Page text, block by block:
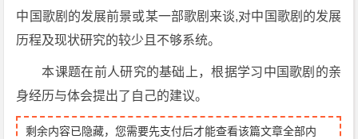
中国歌剧的发展前景或某一部歌剧来谈,对中国歌剧的发展
历程及现状研究的较少且不够系统。
本课题在前人研究的基础上，根据学习中国歌剧的亲
身经历与体会提出了自己的建议。
剩余内容已隐藏，您需要先支付后才能查看该篇文章全部内